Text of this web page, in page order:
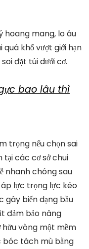
hoang mang, lo âu
khổ vượt giới hạn
đặt túi dưới cơ.
bao lâu thì
trọng nếu chọn sai
tại các cơ sở chui
nhanh chóng sau
lực trọng lực kéo
gây biến dạng bầu
đảm bảo nâng
hữu vòng một mềm
bóc tách mù bằng